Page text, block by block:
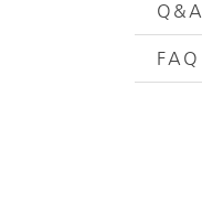
Q & A
F A Q